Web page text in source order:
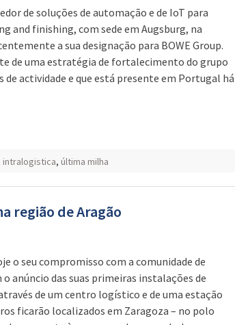
de soluções de automação e de IoT para
and finishing, com sede em Augsburg, na
a sua designação para BOWE Group.
de uma estratégia de fortalecimento do grupo
de actividade e que está presente em Portugal há
intralogistica, última milha
região de Aragão
o seu compromisso com a comunidade de
o anúncio das suas primeiras instalações de
de um centro logístico e de uma estação
ficarão localizados em Zaragoza – no polo